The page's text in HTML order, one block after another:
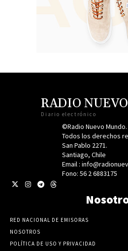
RADIO
Diario electrónico
©Radio Nuevo Mundo.
Todos los derechos
San Pablo 2271.
Santiago, Chile
Email :
Fono: 56 2 6883175
RED NACIONAL DE EMISORAS
NOSOTROS
POLÍTICA DE USO Y PRIVACIDAD